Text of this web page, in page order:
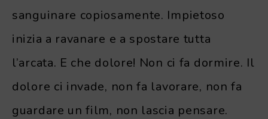
sanguinare copiosamente. Impietoso
inizia a ravanare e a spostare tutta
l’arcata. E che dolore! Non ci fa dormire. Il
dolore ci invade, non fa lavorare, non fa
guardare un film, non lascia pensare.